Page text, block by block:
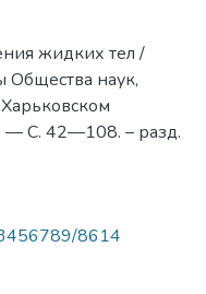
жидких тел /
Общества наук,
— С. 42—108. – разд.
8614